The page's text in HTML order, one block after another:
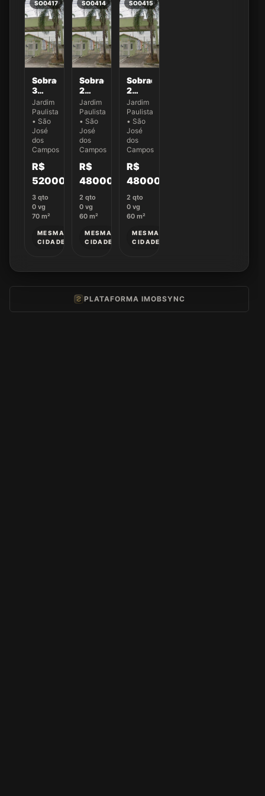
SO0417
Sobrado
3
dormitórios
no
Condomínio
Villa
Cambuí
-
Casa
032
Jardim
Paulista
• São
José
dos
Campos
R$
520000
3 qto
0 vg
70 m²
MESMA
CIDADE
SO0414
Sobrado
2
dormitórios
no
Condomínio
Villa
Cambuí
-
Casa
004
Jardim
Paulista
• São
José
dos
Campos
R$
480000
2 qto
0 vg
60 m²
MESMA
CIDADE
SO0415
Sobrado
2
dormitórios
no
Condomínio
Villa
Cambuí
-
Casa
009
Jardim
Paulista
• São
José
dos
Campos
R$
480000
2 qto
0 vg
60 m²
MESMA
CIDADE
PLATAFORMA IMOBSYNC